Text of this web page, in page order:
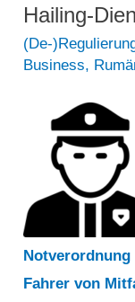
Hailing-
(De-
Business,
Fahrer von